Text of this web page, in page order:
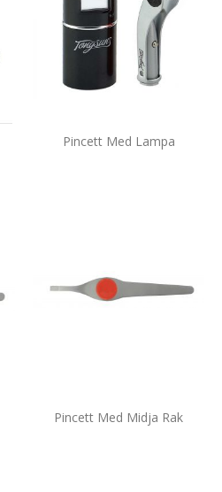
Pincett Med Lampa
Pincett Med Midja Rak